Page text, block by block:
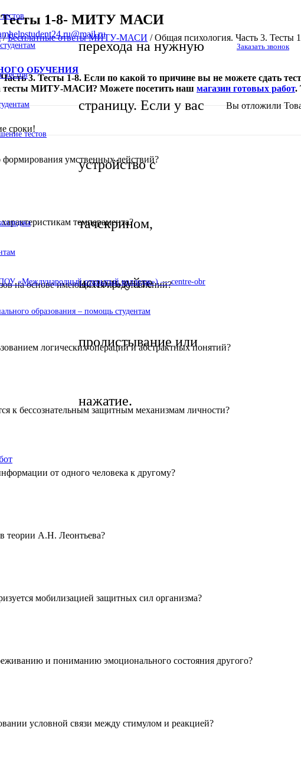
helpstudent24.ru@mail.ru
ОБУЧЕНИЯ
сроки!
перехода на нужную
страницу. Если у вас
устройство с
тачскрином,
используйте
пролистывание или
нажатие.
Заказать звонок
Вы отложили
тестов
«Международный открытый колледж») — centre-obr
образования – помощь студентам
Тесты 1-8- МИТУ МАСИ
/Бесплатные ответы МИТУ-МАСИ /Общая психология. Часть 3.
3. Тесты 1-8. Если по какой то причине вы не можете сдать
тесты МИТУ-МАСИ? Можете посетить наш магазин готовых работ.
формирования умственных действий?
темперамента?
на основе имеющихся представлений?
логических операций и абстрактных понятий?
к бессознательным защитным механизмам личности?
от одного человека к другому?
в теории А.Н. Леонтьева?
мобилизацией защитных сил организма?
и пониманию эмоционального состояния другого?
условной связи между стимулом и реакцией?